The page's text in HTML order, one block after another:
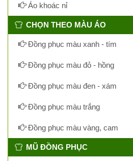
Áo khoác nỉ
CHỌN THEO MÀU ÁO
Đồng phục màu xanh - tím
Đồng phục màu đỏ - hồng
Đồng phục màu đen - xám
Đồng phục màu trắng
Đồng phục màu vàng, cam
MŨ ĐỒNG PHỤC